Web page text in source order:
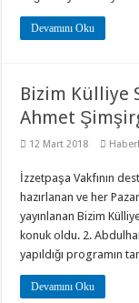
Devamını Oku
Bizim Külliye
Ahmet
12 Mart 2018
İzzetpaşa Vakfının
hazırlanan ve her
yayınlanan Bizim
konuk oldu. 2.
yapıldığı programın
Devamını Oku